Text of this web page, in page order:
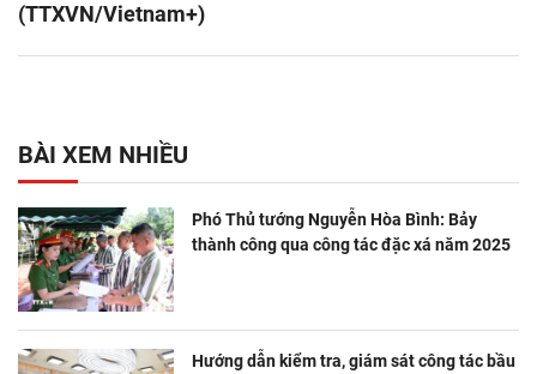
(TTXVN/Vietnam+)
BÀI XEM NHIỀU
Phó Thủ tướng Nguyễn Hòa Bình: Bảy
thành công qua công tác đặc xá năm 2025
Hướng dẫn kiểm tra, giám sát công tác bầu